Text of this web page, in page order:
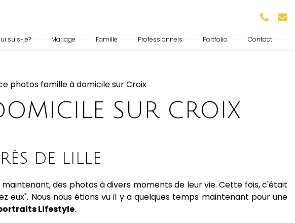
suis-je? Mariage Famille Professionnels Portfolio Contact
photos famille à domicile sur Croix
SUR CROIX
DE LILLE
des photos à divers moments de leur vie. Cette fois, c'était
eux". Nous nous étions vu il y a quelques temps maintenant pour une
Lifestyle.